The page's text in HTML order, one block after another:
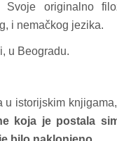
originalno
i nemačkog jezika.
u Beogradu.
u istorijskim
koja je postala